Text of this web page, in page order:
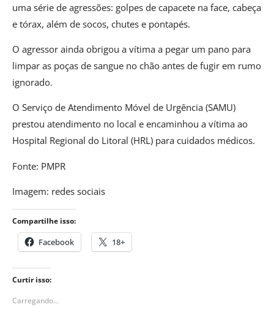
uma série de agressões: golpes de capacete na face, cabeça
e tórax, além de socos, chutes e pontapés.
O agressor ainda obrigou a vítima a pegar um pano para
limpar as poças de sangue no chão antes de fugir em rumo
ignorado.
O Serviço de Atendimento Móvel de Urgência (SAMU)
prestou atendimento no local e encaminhou a vítima ao
Hospital Regional do Litoral (HRL) para cuidados médicos.
Fonte: PMPR
Imagem: redes sociais
Compartilhe isso:
Facebook 18+
Curtir isso:
Carregando...